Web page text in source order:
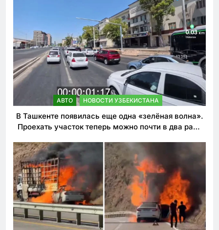
АВТО НОВОСТИ УЗБЕКИСТАНА
В Ташкенте появилась еще одна «зелёная волна».
Проехать участок теперь можно почти в два раза